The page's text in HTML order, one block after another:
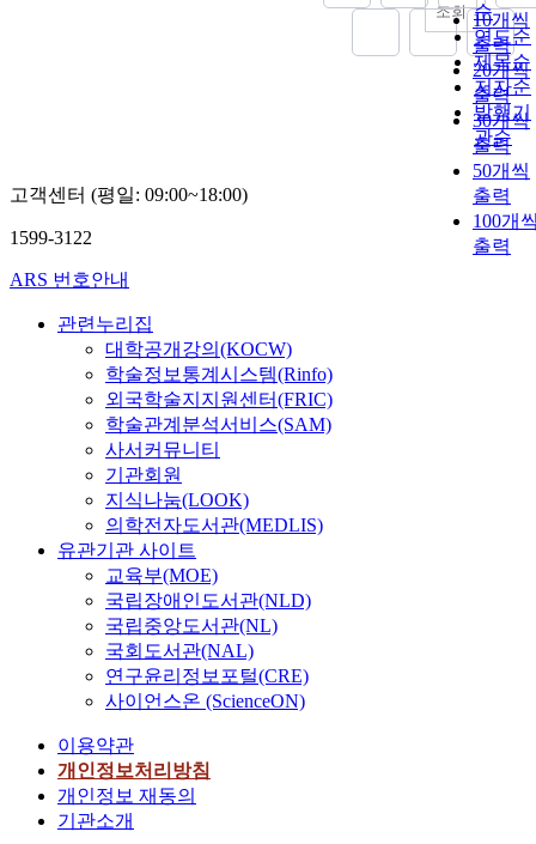
순
연도순
제목순
저자순
발행기
관순
10개씩
출력
20개씩
출력
30개씩
출력
50개씩
출력
100개
출력
조회
고객센터 (평일: 09:00~18:00)
1599-3122
ARS 번호안내
관련누리집
대학공개강의(KOCW)
학술정보통계시스템(Rinfo)
외국학술지지원센터(FRIC)
학술관계분석서비스(SAM)
사서커뮤니티
기관회원
지식나눔(LOOK)
의학전자도서관(MEDLIS)
유관기관 사이트
교육부(MOE)
국립장애인도서관(NLD)
국립중앙도서관(NL)
국회도서관(NAL)
연구윤리정보포털(CRE)
사이언스온 (ScienceON)
이용약관
개인정보처리방침
개인정보 재동의
기관소개